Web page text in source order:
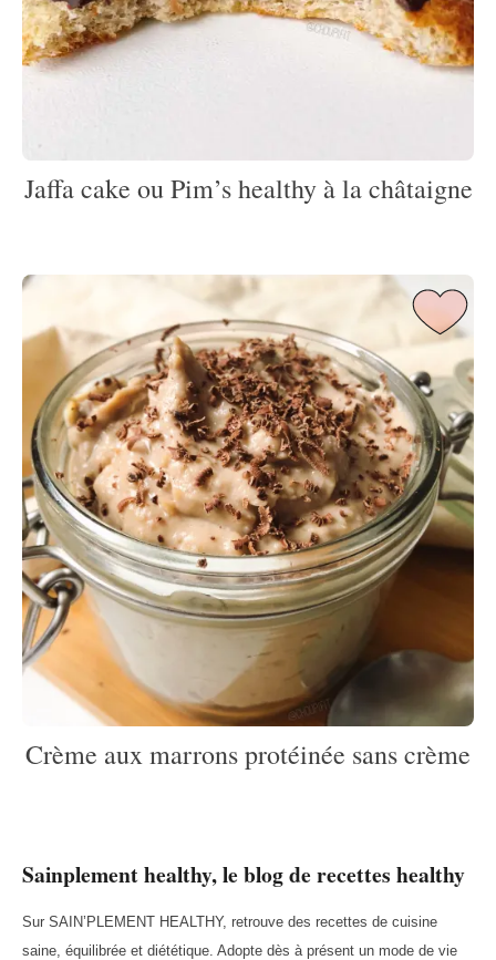
Jaffa cake ou Pim’s healthy à la châtaigne
Crème aux marrons protéinée sans crème
Sainplement healthy, le blog de recettes healthy
Sur SAIN’PLEMENT HEALTHY, retrouve des recettes de cuisine
saine, équilibrée et diététique. Adopte dès à présent un mode de vie